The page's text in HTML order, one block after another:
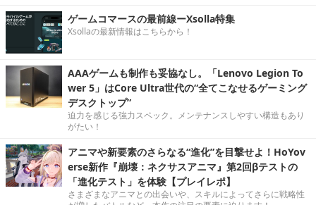
ゲームコマースの最前線ーXsolla特集
Xsollaの最新情報はこちらから！
AAAゲームも制作も妥協なし。「Lenovo Legion To
wer 5」はCore Ultra世代の“全てこなせるゲーミング
デスクトップ”
迫力を感じる強力スペック。メンテナンスしやすい構造もあり
がたい！
アニマや新要素のさらなる“進化”を目撃せよ！HoYov
erse新作『崩壊：ネクサスアニマ』第2回βテストの
「進化テスト」を体験【プレイレポ】
さまざまなアニマとの出会いや、スキルによってさらに戦略性